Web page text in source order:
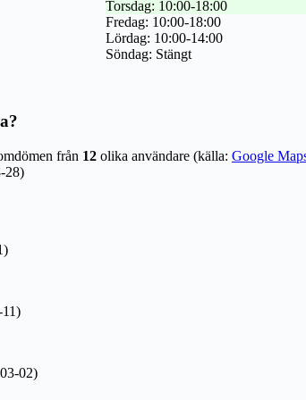
Torsdag: 10:00-18:00
Fredag: 10:00-18:00
Lördag: 10:00-14:00
Söndag: Stängt
från 12 olika användare (källa: Google
28)
02)